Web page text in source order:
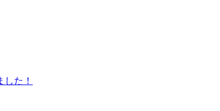
た！